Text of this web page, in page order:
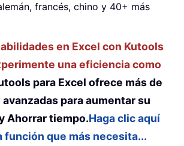
francés, chino y 40+ más
en Excel con Kutools
una eficiencia como
para Excel ofrece más de
para aumentar su
Ahorrar tiempo.Haga clic aquí
función que más necesita...